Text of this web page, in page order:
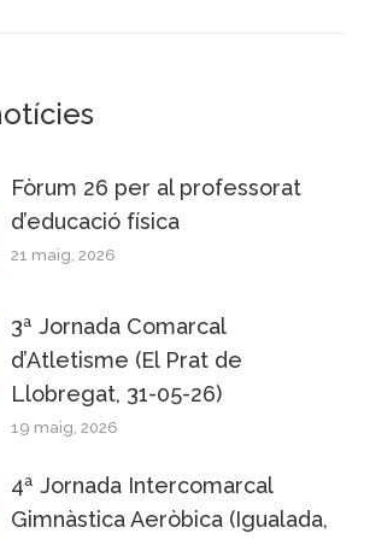
Fòrum 26 per al professorat
d’educació física
21 maig, 2026
3ª Jornada Comarcal
d’Atletisme (El Prat de
Llobregat, 31-05-26)
19 maig, 2026
4ª Jornada Intercomarcal
Gimnàstica Aeròbica (Igualada,